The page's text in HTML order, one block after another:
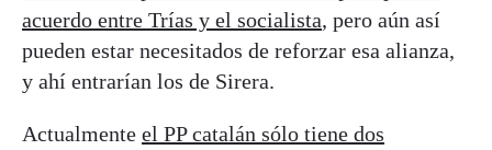
acuerdo entre Trías y el socialista, pero aún así
pueden estar necesitados de reforzar esa alianza,
y ahí entrarían los de Sirera.
Actualmente el PP catalán sólo tiene dos